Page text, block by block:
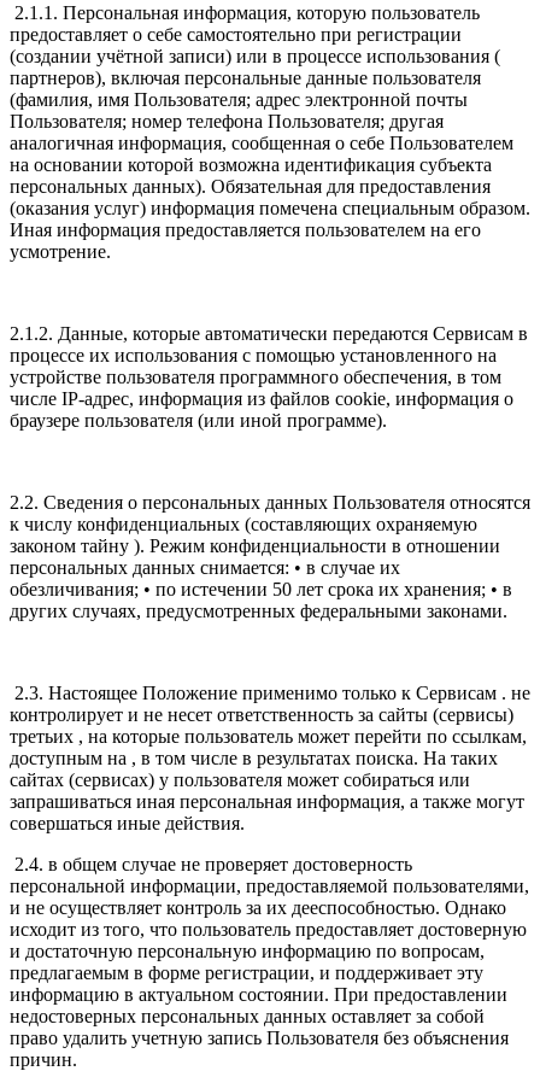
2.1.1. Персональная информация, которую пользователь
предоставляет о себе самостоятельно при регистрации
(создании учётной записи) или в процессе использования (
партнеров), включая персональные данные пользователя
(фамилия, имя Пользователя; адрес электронной почты
Пользователя; номер телефона Пользователя; другая
аналогичная информация, сообщенная о себе Пользователем
на основании которой возможна идентификация субъекта
персональных данных). Обязательная для предоставления
(оказания услуг) информация помечена специальным образом.
Иная информация предоставляется пользователем на его
усмотрение.
2.1.2. Данные, которые автоматически передаются Сервисам в
процессе их использования с помощью установленного на
устройстве пользователя программного обеспечения, в том
числе IP-адрес, информация из файлов cookie, информация о
браузере пользователя (или иной программе).
2.2. Сведения о персональных данных Пользователя относятся
к числу конфиденциальных (составляющих охраняемую
законом тайну ). Режим конфиденциальности в отношении
персональных данных снимается: • в случае их
обезличивания; • по истечении 50 лет срока их хранения; • в
других случаях, предусмотренных федеральными законами.
2.3. Настоящее Положение применимо только к Сервисам . не
контролирует и не несет ответственность за сайты (сервисы)
третьих , на которые пользователь может перейти по ссылкам,
доступным на , в том числе в результатах поиска. На таких
сайтах (сервисах) у пользователя может собираться или
запрашиваться иная персональная информация, а также могут
совершаться иные действия.
2.4. в общем случае не проверяет достоверность
персональной информации, предоставляемой пользователями,
и не осуществляет контроль за их дееспособностью. Однако
исходит из того, что пользователь предоставляет достоверную
и достаточную персональную информацию по вопросам,
предлагаемым в форме регистрации, и поддерживает эту
информацию в актуальном состоянии. При предоставлении
недостоверных персональных данных оставляет за собой
право удалить учетную запись Пользователя без объяснения
причин.